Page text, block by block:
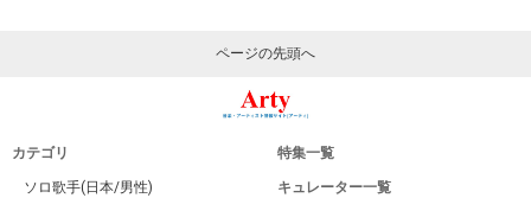
ページの先頭へ
カテゴリ
ソロ歌手(日本/男性)
特集一覧
キュレーター一覧